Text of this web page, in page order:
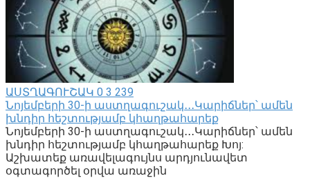
ԱՍՏՂԱԳՈՒՇԱԿ 0 3 239
Նոյեմբերի 30-ի աստղագուշակ․․․Կարիճներ՝ ամեն
խնդիր հեշտությամբ կհաղթահարեք
Նոյեմբերի 30-ի աստղագուշակ․․․Կարիճներ՝ ամեն
խնդիր հեշտությամբ կհաղթահարեք Խոյ:
Աշխատեք առավելագույնս արդյունավետ
օգտագործել օրվա առաջին